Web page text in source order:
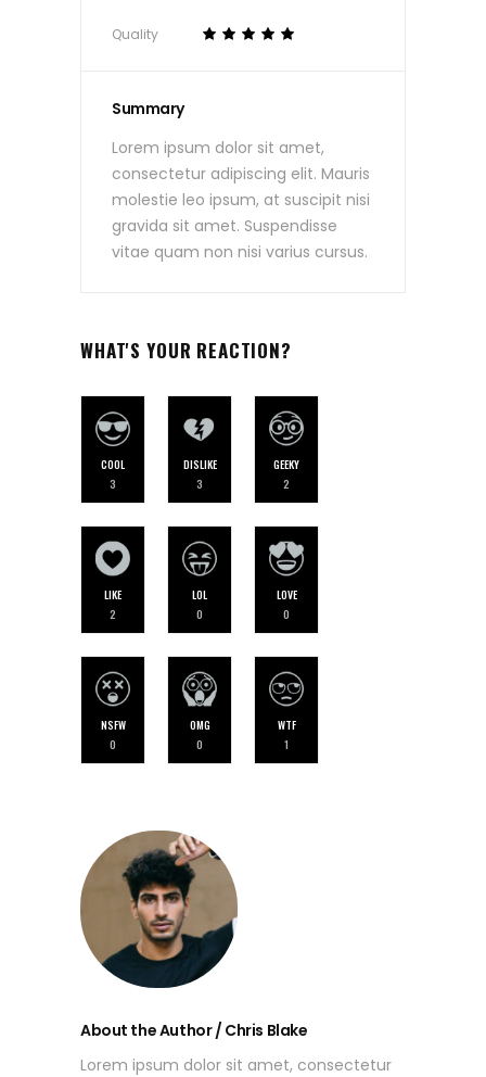
Quality
Summary
Lorem ipsum dolor sit amet,
consectetur adipiscing elit. Mauris
molestie leo ipsum, at suscipit nisi
gravida sit amet. Suspendisse
vitae quam non nisi varius cursus.
WHAT'S YOUR REACTION?
COOL
3
DISLIKE
3
GEEKY
2
LIKE
2
LOL
0
LOVE
0
NSFW
0
OMG
0
WTF
1
About the Author / Chris Blake
Lorem ipsum dolor sit amet, consectetur